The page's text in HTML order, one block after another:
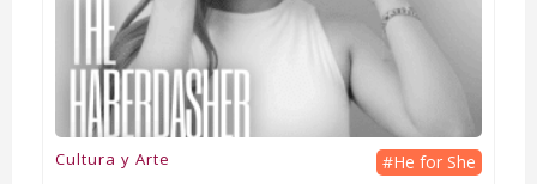
Cultura y Arte #He for She